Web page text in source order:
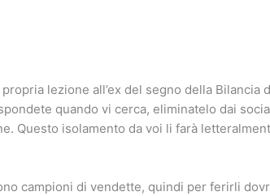
lezione all’ex del segno della Bilancia
quando vi cerca, eliminatelo dai
Questo isolamento da voi li farà
campioni di vendette, quindi per ferirli